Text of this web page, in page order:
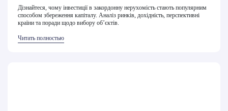
Дізнайтеся, чому інвестиції в закордонну нерухомість стають популярним
способом збереження капіталу. Аналіз ринків, дохідність, перспективні
країни та поради щодо вибору об’єктів.
Читать полностью